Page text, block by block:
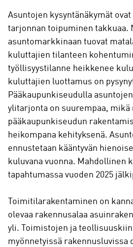
Asuntojen kysyntänäkymät
tarjonnan toipuminen takkuaa.
asuntomarkkinaan tuovat
kuluttajien tilanteen
työllisyystilanne heikkenee
kuluttajien luottamus on
Pääkaupunkiseudulla
ylitarjonta on suurempaa, mikä
pääkaupunkiseudun
heikompana kehityksenä.
ennustetaan kääntyvän
kuluvana vuonna. Mahdollinen
tapahtumassa vuoden 2025
Toimitilarakentaminen on
olevaa rakennusalaa
yli. Toimistojen ja
myönnetyissä rakennusluvissa